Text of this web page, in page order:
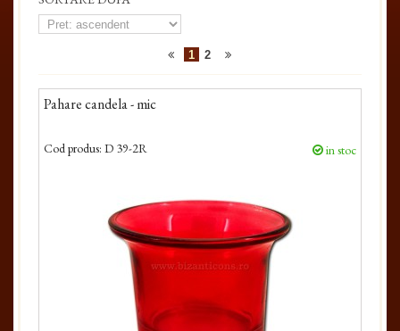
1 2
Pahare candela - mic
Cod produs: D 39-2R in stoc